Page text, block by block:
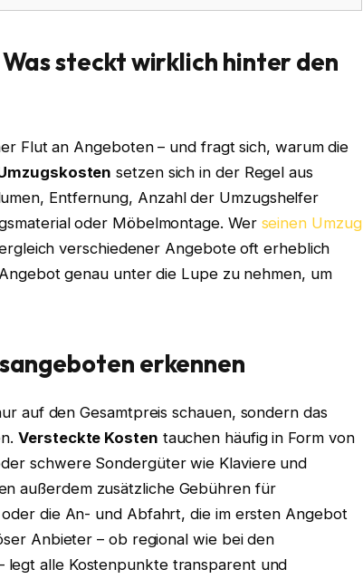
steckt wirklich hinter den
Flut an Angeboten – und fragt sich, warum die
setzen sich in der Regel aus
Entfernung, Anzahl der Umzugshelfer
oder Möbelmontage. Wer seinen Umzug
verschiedener Angebote oft erheblich
genau unter die Lupe zu nehmen, um
erkennen
auf den Gesamtpreis schauen, sondern das
Versteckte Kosten tauchen häufig in Form von
schwere Sondergüter wie Klaviere und
außerdem zusätzliche Gebühren für
die An- und Abfahrt, die im ersten Angebot
Anbieter – ob regional wie bei den
legt alle Kostenpunkte transparent und